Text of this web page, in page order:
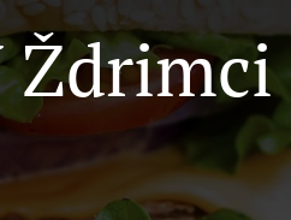
Ždrimci